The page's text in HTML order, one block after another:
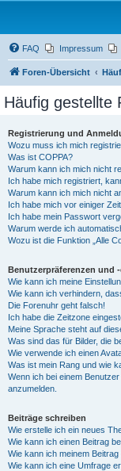
FAQ Impressum
Foren-Übersicht
Häufig gestellte
Registrierung und
Wozu muss ich mich
Was ist COPPA?
Warum kann ich mich nicht
Ich habe mich registriert,
Warum kann ich mich nicht
Ich habe mich vor einiger
Ich habe mein Passwort
Warum werde ich
Wozu ist die Funktion „Alle
Benutzerpräferenzen und
Wie kann ich meine
Wie kann ich verhindern,
Die Forenuhr geht falsch!
Ich habe die Zeitzone
Meine Sprache steht auf
Was sind das für Bilder, die
Wie verwende ich einen
Was ist mein Rang und wie
Wenn ich bei einem
anzumelden.
Beiträge schreiben
Wie erstelle ich ein neues
Wie kann ich einen Beitrag
Wie kann ich meinem
Wie kann ich eine Umfrage